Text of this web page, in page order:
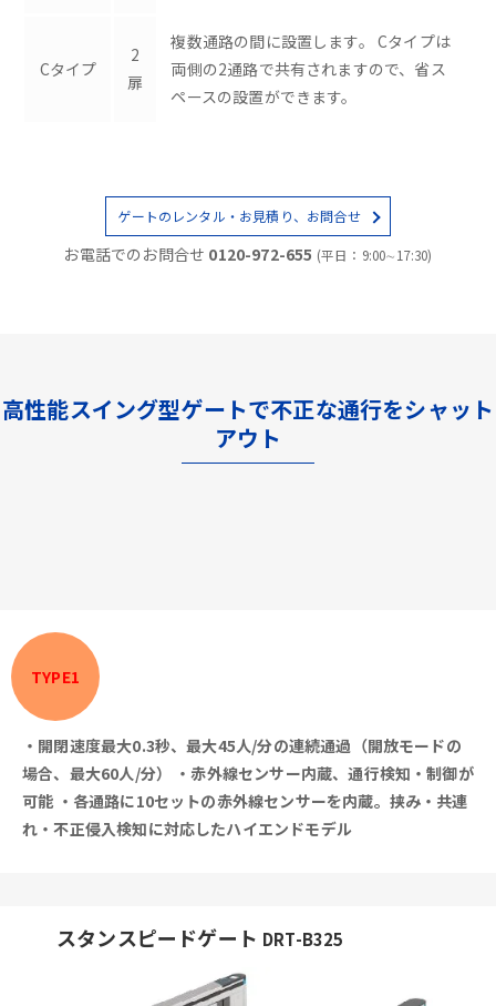
Cタイプ
2
扉
複数通路の間に設置します。 Cタイプは
両側の2通路で共有されますので、省ス
ペースの設置ができます。
ゲートのレンタル・お見積り、お問合せ
お電話でのお問合せ 0120-972-655 (平日：9:00∼17:30)
高性能スイング型ゲートで不正な通行をシャット
アウト
TYPE1
・開閉速度最大0.3秒、最大45人/分の連続通過（開放モードの
場合、最大60人/分）
・赤外線センサー内蔵、通行検知・制御が
可能 ・各通路に10セットの赤外線センサーを内蔵。挟み・共連
れ・不正侵入検知に対応したハイエンドモデル
スタンスピードゲート DRT-B325